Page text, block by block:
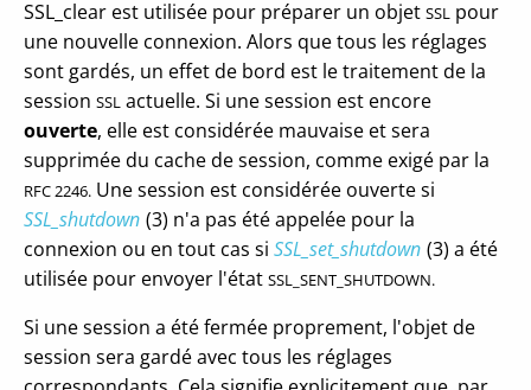
SSL_clear est utilisée pour préparer un objet SSL pour
une nouvelle connexion. Alors que tous les réglages
sont gardés, un effet de bord est le traitement de la
session SSL actuelle. Si une session est encore
ouverte, elle est considérée mauvaise et sera
supprimée du cache de session, comme exigé par la
RFC 2246. Une session est considérée ouverte si
SSL_shutdown (3) n'a pas été appelée pour la
connexion ou en tout cas si SSL_set_shutdown (3) a été
utilisée pour envoyer l'état SSL_SENT_SHUTDOWN.
Si une session a été fermée proprement, l'objet de
session sera gardé avec tous les réglages